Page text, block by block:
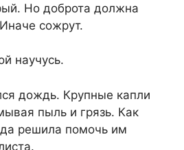
Но доброта должна
сожрут.
научусь.
дождь. Крупные капли
пыль и грязь. Как
решила помочь им